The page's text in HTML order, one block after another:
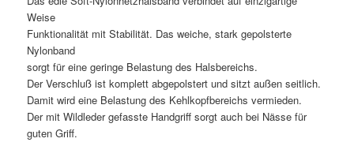
Weise
Funktionalität mit Stabilität. Das weiche, stark gepolsterte
Nylonband
sorgt für eine geringe Belastung des Halsbereichs.
Der Verschluß ist komplett abgepolstert und sitzt außen seitlich.
Damit wird eine Belastung des Kehlkopfbereichs vermieden.
Der mit Wildleder gefasste Handgriff sorgt auch bei Nässe für
guten Griff.